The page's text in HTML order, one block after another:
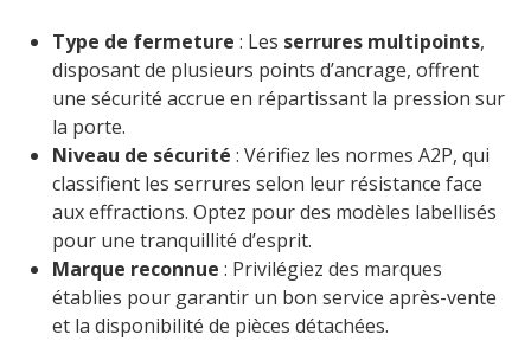
Type de fermeture : Les serrures multipoints,
disposant de plusieurs points d’ancrage, offrent
une sécurité accrue en répartissant la pression sur
la porte.
Niveau de sécurité : Vérifiez les normes A2P, qui
classifient les serrures selon leur résistance face
aux effractions. Optez pour des modèles labellisés
pour une tranquillité d’esprit.
Marque reconnue : Privilégiez des marques
établies pour garantir un bon service après-vente
et la disponibilité de pièces détachées.